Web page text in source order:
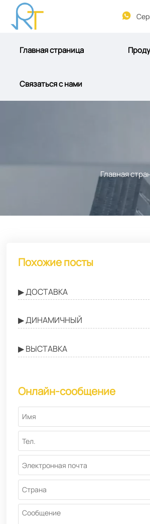

Главная страница
Связаться с нами
Главная
Похожие посты
▶ ДОСТАВКА
▶ ДИНАМИЧНЫЙ
▶ ВЫСТАВКА
Онлайн-сообщение